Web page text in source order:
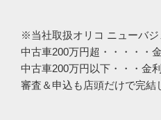
※当社取扱オリコ ニューバ
中古車200万円超・・・・・
中古車200万円以下・・・金
審査＆申込も店頭だけで完